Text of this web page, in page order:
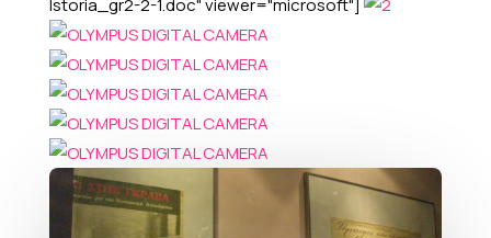
Istoria_gr2-2-1.doc" viewer="microsoft"]